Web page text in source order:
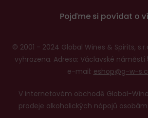
Pojďme si povídat o
© 2001 - 2024 Global Wines & Spirits,
vyhrazena. Adresa: Václavské náměstí
e-mail: eshop@g-w-
V internetovém obchodě Global-
prodeje alkoholických nápojů